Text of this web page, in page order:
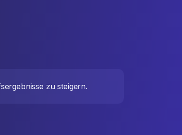
zu steigern.